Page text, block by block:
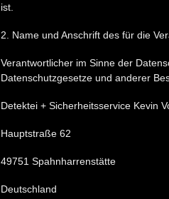
ist.
2. Name und Anschrift des für die
Verantwortlicher im Sinne der
Datenschutzgesetze und anderer
Detektei + Sicherheitsservice Kevin
Hauptstraße 62
49751 Spahnharrenstätte
Deutschland